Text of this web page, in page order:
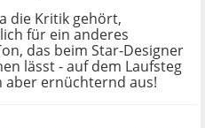
die Kritik gehört,
für ein anderes
das beim Star-Designer
lässt - auf dem Laufsteg
aber ernüchternd aus!